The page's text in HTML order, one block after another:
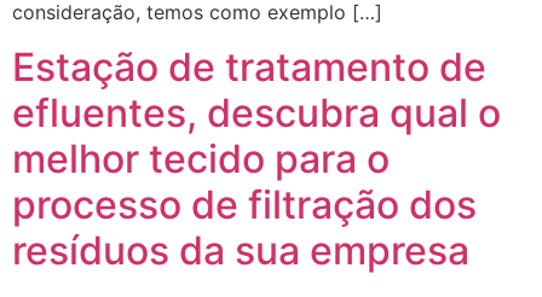
consideração, temos como exemplo […]
Estação de tratamento de
efluentes, descubra qual o
melhor tecido para o
processo de filtração dos
resíduos da sua empresa